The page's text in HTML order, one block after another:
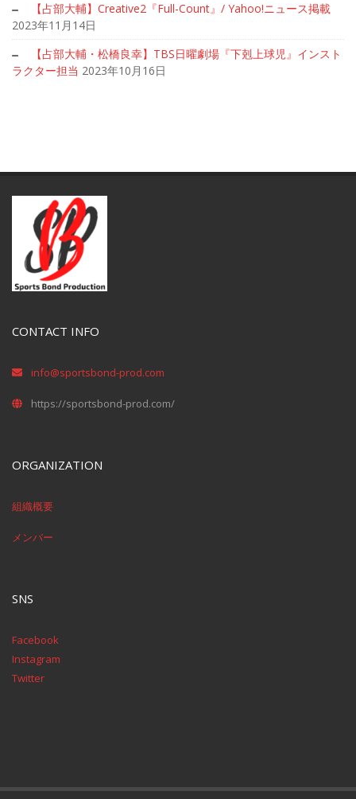
【占部大輔】Creative2『Full-Count』/ Yahoo!ニュース掲載
2023年11月14日
【占部大輔・松橋良幸】TBS日曜劇場『下剋上球児』インスト
ラクター担当 2023年10月16日
CONTACT INFO
info@sportsbond-prod.com
https://sportsbond-prod.com/
ORGANIZATION
組織概要
メンバー
SNS
Facebook
Instagram
Twitter